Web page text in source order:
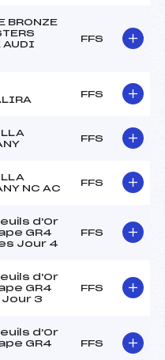
BRONZE
AUDI
FFS
FFS
FFS
NC AC
FFS
d'Or
GR4
Jour 4
FFS
d'Or
GR4
Jour 3
FFS
d'Or
GR4
FFS